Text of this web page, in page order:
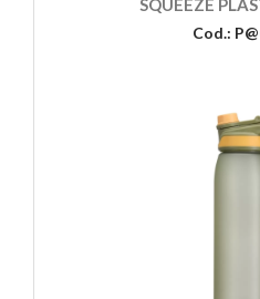
SQUEEZE
Cod.: